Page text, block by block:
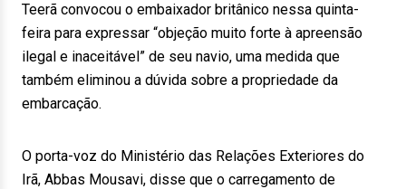
Teerã convocou o embaixador britânico nessa quinta-
feira para expressar “objeção muito forte à apreensão
ilegal e inaceitável” de seu navio, uma medida que
também eliminou a dúvida sobre a propriedade da
embarcação.
O porta-voz do Ministério das Relações Exteriores do
Irã, Abbas Mousavi, disse que o carregamento de